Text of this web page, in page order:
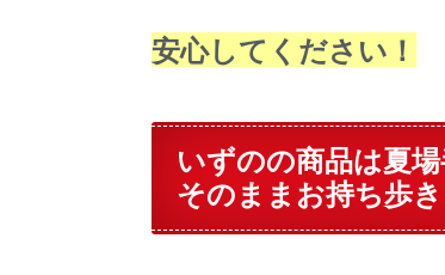
安心してください！
いずのの商品は夏
そのままお持ち歩